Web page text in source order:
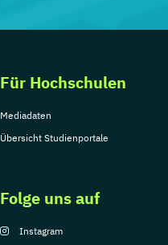
Für Hochschulen
Mediadaten
Übersicht Studienportale
Folge uns auf
Instagram